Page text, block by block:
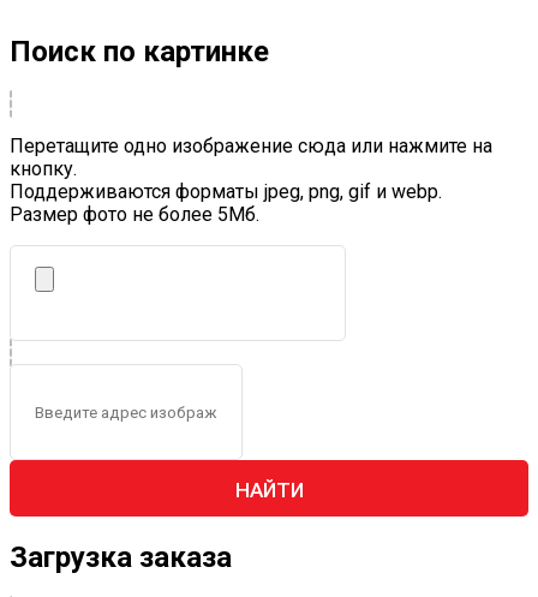
Поиск по картинке
Перетащите одно изображение сюда или нажмите на
кнопку.
Поддерживаются форматы jpeg, png, gif и webp.
Размер фото не более 5Mб.
НАЙТИ
Загрузка заказа